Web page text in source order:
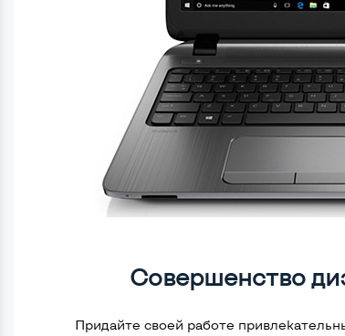
Совершенство
Придайте своей работе